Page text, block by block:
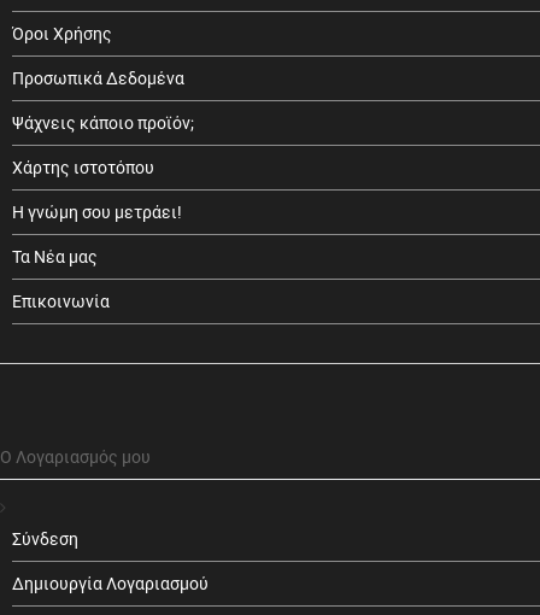
Όροι Χρήσης
Προσωπικά Δεδομένα
Ψάχνεις κάποιο προϊόν;
Χάρτης ιστοτόπου
Η γνώμη σου μετράει!
Τα Νέα μας
Επικοινωνία
Ο Λογαριασμός μου
Σύνδεση
Δημιουργία Λογαριασμού